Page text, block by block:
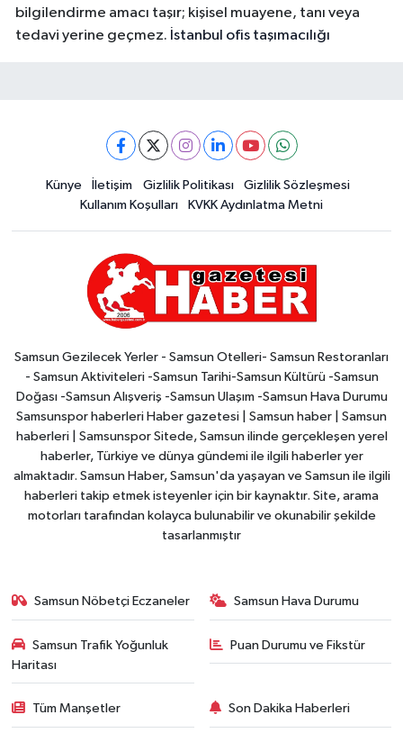
bilgilendirme amacı taşır; kişisel muayene, tanı veya
tedavi yerine geçmez. İstanbul ofis taşımacılığı
Künye İletişim Gizlilik Politikası
Gizlilik Sözleşmesi
Kullanım Koşulları
KVKK Aydınlatma Metni
Samsun Gezilecek Yerler - Samsun Otelleri- Samsun Restoranları
- Samsun Aktiviteleri -Samsun Tarihi-Samsun Kültürü -Samsun
Doğası -Samsun Alışveriş -Samsun Ulaşım -Samsun Hava Durumu
Samsunspor haberleri Haber gazetesi | Samsun haber | Samsun
haberleri | Samsunspor Sitede, Samsun ilinde gerçekleşen yerel
haberler, Türkiye ve dünya gündemi ile ilgili haberler yer
almaktadır. Samsun Haber, Samsun'da yaşayan ve Samsun ile ilgili
haberleri takip etmek isteyenler için bir kaynaktır. Site, arama
motorları tarafından kolayca bulunabilir ve okunabilir şekilde
tasarlanmıştır
Samsun Nöbetçi Eczaneler Samsun Hava Durumu
Samsun Trafik Yoğunluk
Haritası
Puan Durumu ve Fikstür
Tüm Manşetler Son Dakika Haberleri